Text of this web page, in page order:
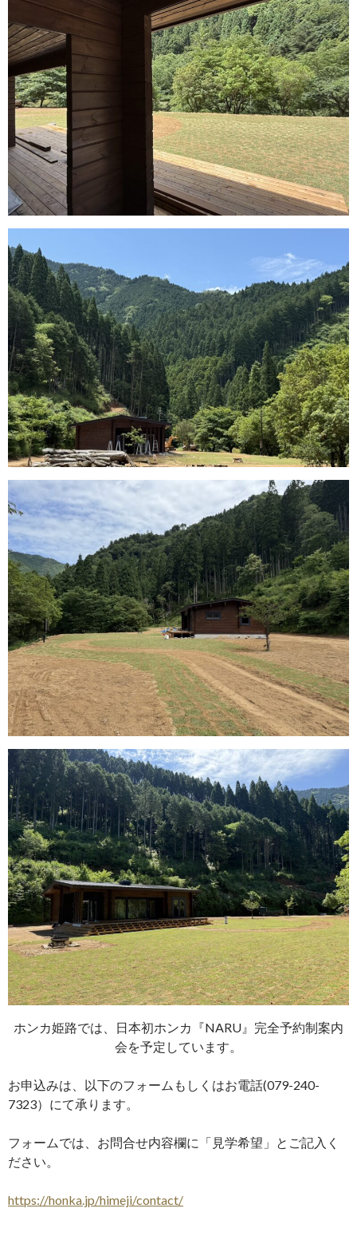
ホンカ姫路では、日本初ホンカ『NARU』完全予約制案内
会を予定しています。
お申込みは、以下のフォームもしくはお電話(079-240-
7323）にて承ります。
フォームでは、お問合せ内容欄に「見学希望」とご記入く
ださい。
https://honka.jp/himeji/contact/